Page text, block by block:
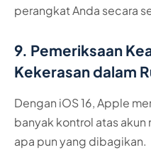
perangkat Anda secara
9. Pemeriksaan
Kekerasan dalam
Dengan iOS 16, Apple
banyak kontrol atas akun
apa pun yang dibagikan.